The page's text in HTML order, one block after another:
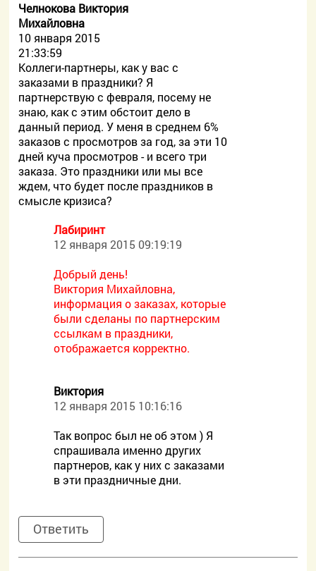
Челнокова Виктория
Михайловна
10 января 2015
21:33:59
Коллеги-партнеры, как у вас с
заказами в праздники? Я
партнерствую с февраля, посему не
знаю, как с этим обстоит дело в
данный период. У меня в среднем 6%
заказов с просмотров за год, за эти 10
дней куча просмотров - и всего три
заказа. Это праздники или мы все
ждем, что будет после праздников в
смысле кризиса?
Лабиринт
12 января 2015 09:19:19
Добрый день!
Виктория Михайловна,
информация о заказах, которые
были сделаны по партнерским
ссылкам в праздники,
отображается корректно.
Виктория
12 января 2015 10:16:16
Так вопрос был не об этом ) Я
спрашивала именно других
партнеров, как у них с заказами
в эти праздничные дни.
Ответить